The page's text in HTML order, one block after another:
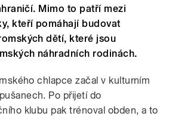
Mimo to patří mezi
kteří pomáhají budovat
dětí, které jsou
náhradních rodinách.
chlapce začal v kulturním
Po přijetí do
klubu pak trénoval obden, a to